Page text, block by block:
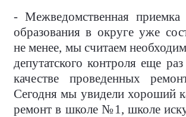
- Межведомственная приемка
образования в округе уже
не менее, мы считаем
депутатского контроля еще
качестве проведенных
Сегодня мы увидели хороший
ремонт в школе №1, школе